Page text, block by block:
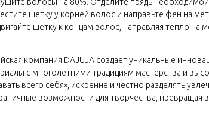
щетку у корней волос и направьте фен на
щетку к концам волос, направляя тепло на
компания DAJUJA создает уникальные
с многолетними традициям мастерства и
всего себя», искренне и честно разделять
возможности для творчества, превращая